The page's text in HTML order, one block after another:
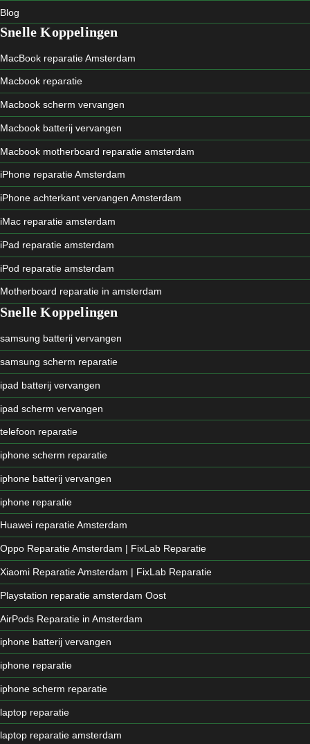
Blog
Snelle Koppelingen
MacBook reparatie Amsterdam
Macbook reparatie
Macbook scherm vervangen
Macbook batterij vervangen
Macbook motherboard reparatie amsterdam
iPhone reparatie Amsterdam
iPhone achterkant vervangen Amsterdam
iMac reparatie amsterdam
iPad reparatie amsterdam
iPod reparatie amsterdam
Motherboard reparatie in amsterdam
Snelle Koppelingen
samsung batterij vervangen
samsung scherm reparatie
ipad batterij vervangen
ipad scherm vervangen
telefoon reparatie
iphone scherm reparatie
iphone batterij vervangen
iphone reparatie
Huawei reparatie Amsterdam
Oppo Reparatie Amsterdam | FixLab Reparatie
Xiaomi Reparatie Amsterdam | FixLab Reparatie
Playstation reparatie amsterdam Oost
AirPods Reparatie in Amsterdam
iphone batterij vervangen
iphone reparatie
iphone scherm reparatie
laptop reparatie
laptop reparatie amsterdam